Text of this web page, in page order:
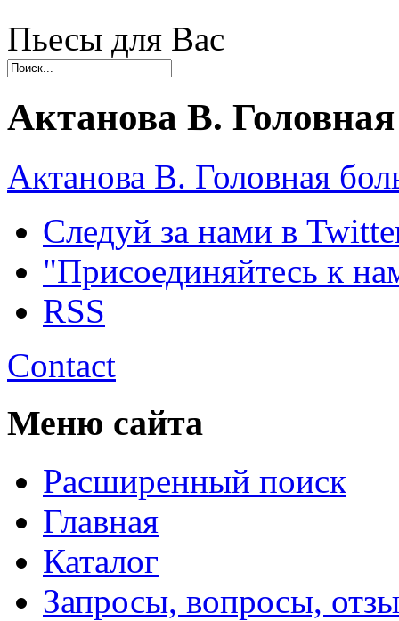
Пьесы для Вас
Актанова В.
Актанова В. Головная
Следуй за нами в
"Присоединяйтесь к
RSS
Contact
Меню сайта
Расширенный поиск
Главная
Каталог
Запросы, вопросы,